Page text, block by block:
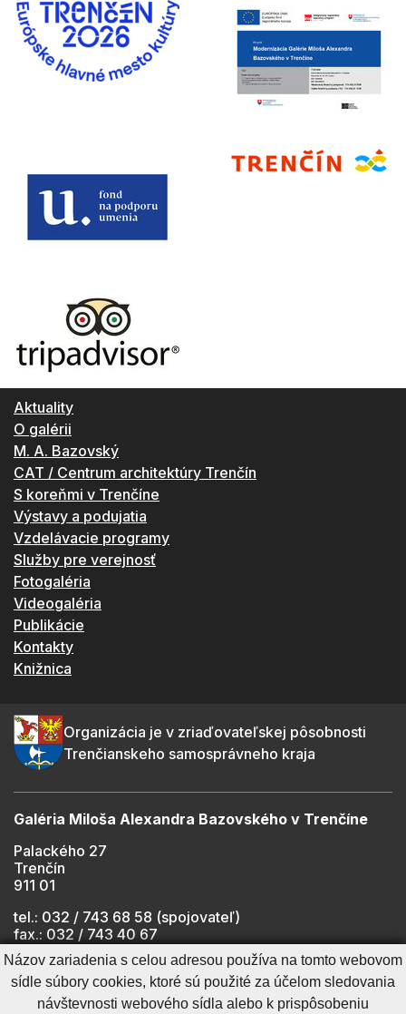
Aktuality
O galérii
M. A. Bazovský
CAT / Centrum architektúry Trenčín
S koreňmi v Trenčíne
Výstavy a podujatia
Vzdelávacie programy
Služby pre verejnosť
Fotogaléria
Videogaléria
Publikácie
Kontakty
Knižnica
Organizácia je v zriaďovateľskej pôsobnosti
Trenčianskeho samosprávneho kraja
Galéria Miloša Alexandra Bazovského v Trenčíne
Palackého 27
Trenčín
911 01
tel.: 032 / 743 68 58 (spojovateľ)
fax.: 032 / 743 40 67
e-mail:
info@gmab.sk
Cookies nastavenie Ochrana osobných údajov
Názov zariadenia s celou adresou používa na tomto webovom
sídle súbory cookies, ktoré sú použité za účelom sledovania
návštevnosti webového sídla alebo k prispôsobeniu